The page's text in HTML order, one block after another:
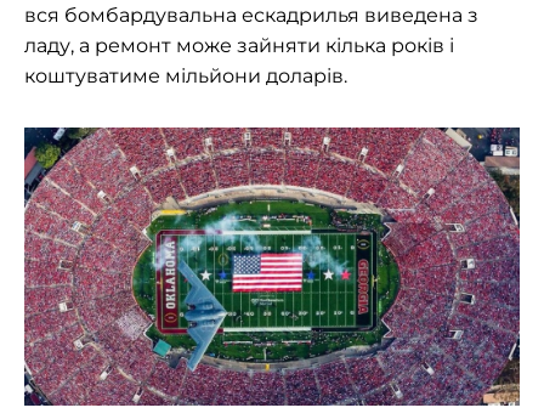
вся бомбардувальна ескадрилья виведена з
ладу, а ремонт може зайняти кілька років і
коштуватиме мільйони доларів.